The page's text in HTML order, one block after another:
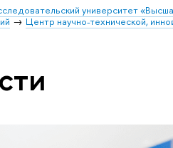
университет
Центр научно-технической,